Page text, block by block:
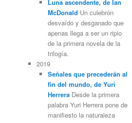
Luna ascendente, de Ian
McDonald Un culebrón
desvaído y desganado que
apenas llega a ser un ripio
de la primera novela de la
trilogía.
2019
Señales que precederán al
fin del mundo, de Yuri
HerreraDesde la primera
palabra Yuri Herrera pone de
manifiesto la naturaleza